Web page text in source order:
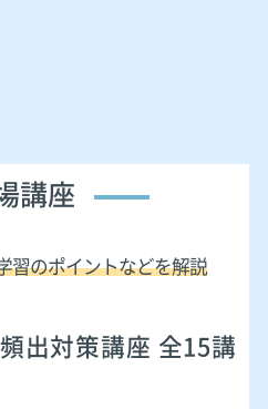
講座
習のポイントなどを解説
出対策講座 全15講